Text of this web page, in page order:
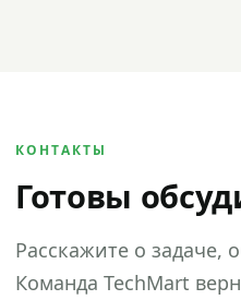
КОНТАКТЫ
Готовы
Расскажите о задаче,
Команда TechMart